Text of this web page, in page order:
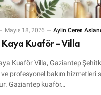
Mayıs 18, 2026 Aylin Ceren
Kaya Kuaför – Villa
Kuaför Villa, Gaziantep
ve profesyonel bakım
Gaziantep kuaför…